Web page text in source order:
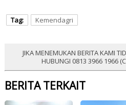
Tag: Kemendagri
JIKA MENEMUKAN BERITA KAMI
HUBUNGI 0813 3966 1966
BERITA TERKAIT